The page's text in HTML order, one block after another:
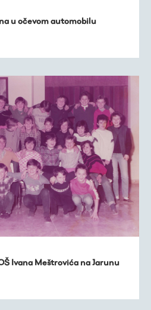
u očevom automobilu
Ivana Meštrovića na Jarunu